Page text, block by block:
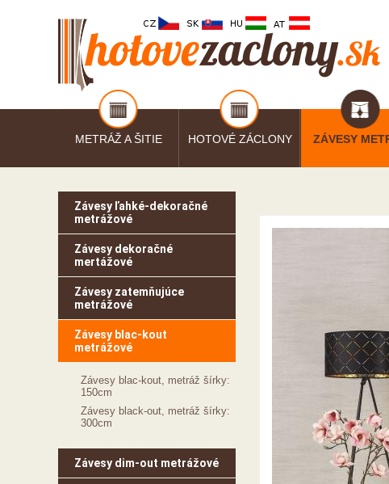
METRÁŽ A ŠITIE HOTOVÉ ZÁCLONY ZÁVESY
Závesy ľahké-dekoračné
metrážové
Závesy dekoračné
mertážové
Závesy zatemňujúce
metrážové
Závesy blac-kout
metrážové
Závesy blac-kout, metráž šírky:
150cm
Závesy black-out, metráž šírky:
300cm
Závesy dim-out metrážové